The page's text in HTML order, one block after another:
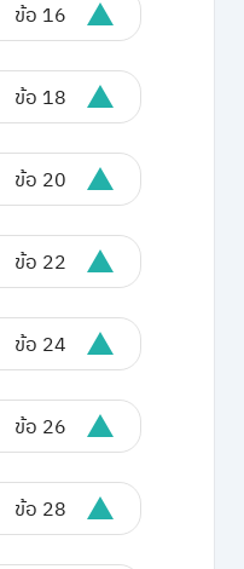
ข้อ 16
ข้อ 18
ข้อ 20
ข้อ 22
ข้อ 24
ข้อ 26
ข้อ 28